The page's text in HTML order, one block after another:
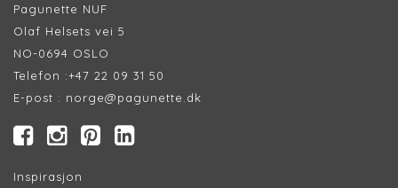
Pagunette NUF
Olaf Helsets vei 5
NO-0694 OSLO
Telefon :+47 22 09 31 50
E-post : norge@pagunette.dk
Inspirasjon